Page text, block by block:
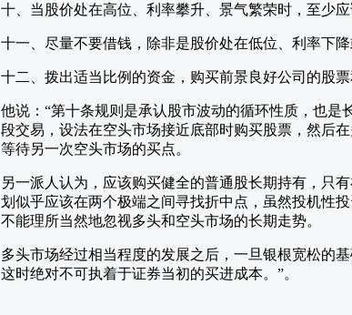
十、当股价处在高位、利率攀升、景气繁荣时，至少
十一、尽量不要借钱，除非是股价处在低位、利率下降
十二、拨出适当比例的资金，购买前景良好公司的股票
他说：“第十条规则是承认股市波动的循环性质，也
段交易，设法在空头市场接近底部时购买股票，然后
等待另一次空头市场的买点。
另一派人认为，应该购买健全的普通股长期持有，只
划似乎应该在两个极端之间寻找折中点，虽然投机性
不能理所当然地忽视多头和空头市场的长期走势。
多头市场经过相当程度的发展之后，一旦银根宽松的
这时绝对不可执着于证券当初的买进成本。”。